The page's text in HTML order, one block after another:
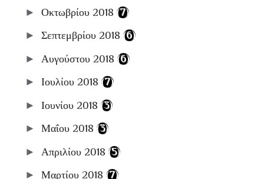
► Οκτωβρίου 2018 (7)
► Σεπτεμβρίου 2018 (6)
► Αυγούστου 2018 (6)
► Ιουλίου 2018 (7)
► Ιουνίου 2018 (3)
► Μαΐου 2018 (3)
► Απριλίου 2018 (5)
► Μαρτίου 2018 (7)